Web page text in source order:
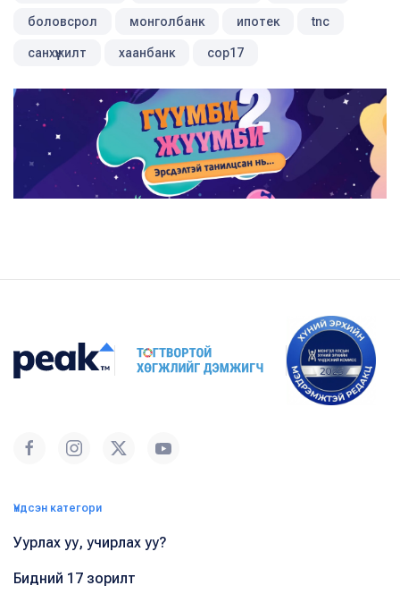
боловсрол монголбанк ипотек tnc
санхүүжилт хаанбанк cop17
Үндсэн категори
Уурлах уу, учирлах уу?
Бидний 17 зорилт